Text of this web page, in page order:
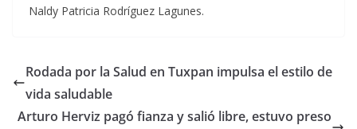
Naldy Patricia Rodríguez Lagunes.
Rodada por la Salud en Tuxpan impulsa el estilo de
vida saludable
Arturo Herviz pagó fianza y salió libre, estuvo preso